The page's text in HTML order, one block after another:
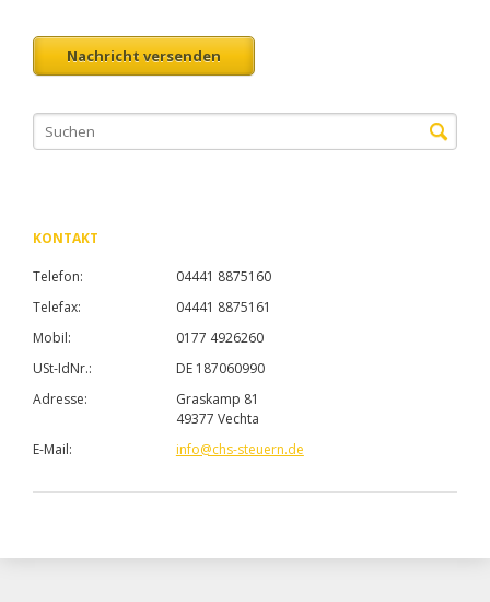
KONTAKT
Telefon:
04441 8875160
Telefax:
04441 8875161
Mobil:
0177 4926260
USt-IdNr.:
DE 187060990
Adresse:
Graskamp 81
49377 Vechta
E-Mail:
info@chs-steuern.de